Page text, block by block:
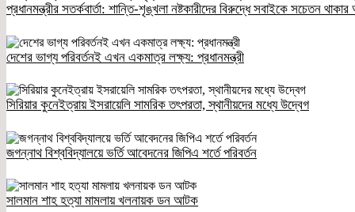
প্রধানমন্ত্রীর সতর্কবার্তা: শান্তি-শৃঙ্খলা নষ্টকারীদের বিরুদ্ধে সবাইকে সচেতন
দেশের ভাগ্য পরিবর্তনই এখন একমাত্র লক্ষ্য: প্রধানমন্ত্রী
সিরিয়ার কুনেইত্রায় ইসরায়েলি সামরিক তৎপরতা, স্থানীয়দের মধ্যে উদ্বেগ
জগন্নাথ বিশ্ববিদ্যালয়ে ভর্তি আবেদনের জিপিএ শর্তে পরিবর্তন
সালমান শাহ হত্যা মামলায় খলনায়ক ডন আটক